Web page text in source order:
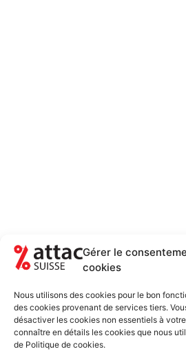
Gérer le
cookies
Nous utilisons des cookies pour le bon
des cookies provenant de services tiers.
désactiver les cookies non essentiels à
connaître en détails les cookies que nous
de Politique de cookies.
sa première édition en 2015
valorisertoutes les solutions
contribuent à l’atténuation …
Lire plus